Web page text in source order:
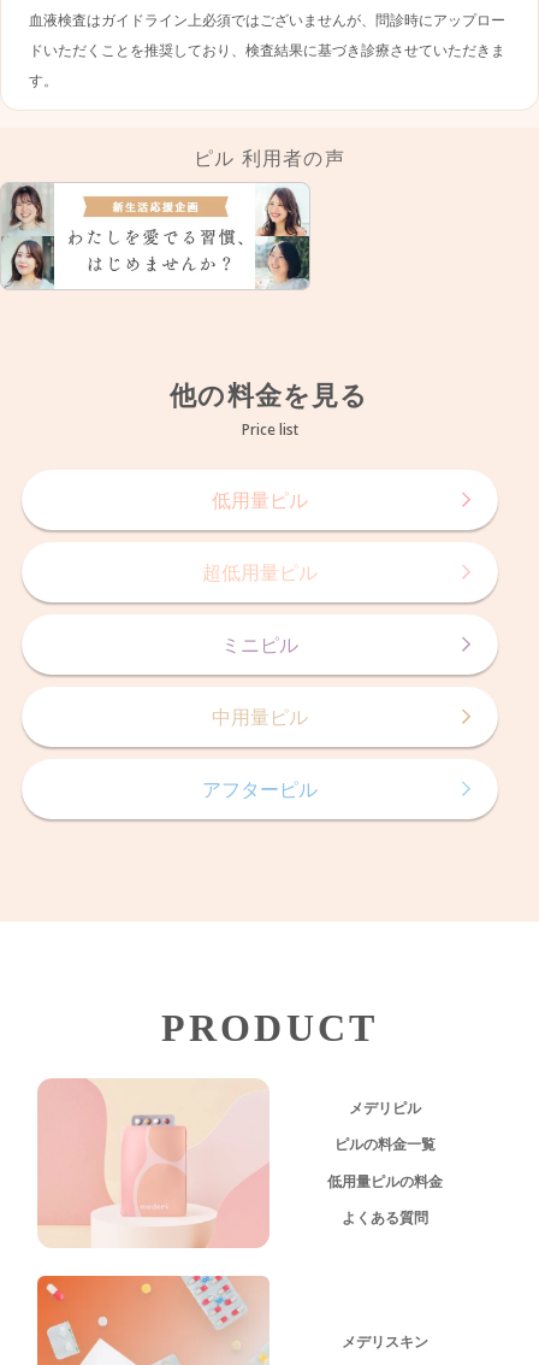
血液検査はガイドライン上必須ではございませんが、問診時にアップロー
ドいただくことを推奨しており、検査結果に基づき診療させていただきま
す。
ピル 利用者の声
他の料金を見る
Price list
低用量ピル
超低用量ピル
ミニピル
中用量ピル
アフターピル
PRODUCT
メデリピル
ピルの料金一覧
低用量ピルの料金
よくある質問
メデリスキン